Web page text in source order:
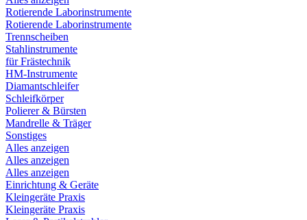
Rotierende Laborinstrumente
Rotierende Laborinstrumente
Trennscheiben
Stahlinstrumente
für Frästechnik
HM-Instrumente
Diamantschleifer
Schleifkörper
Polierer & Bürsten
Mandrelle & Träger
Sonstiges
Alles anzeigen
Alles anzeigen
Alles anzeigen
Einrichtung & Geräte
Kleingeräte Praxis
Kleingeräte Praxis